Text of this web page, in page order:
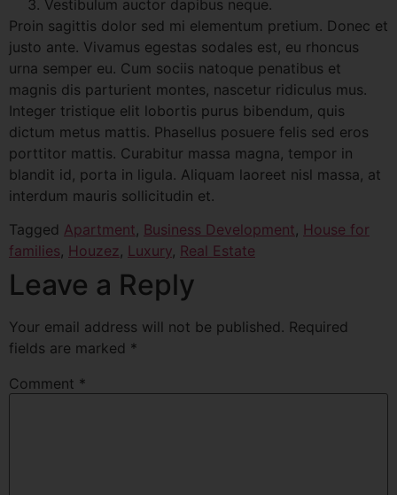
Vestibulum auctor dapibus neque.
Proin sagittis dolor sed mi elementum pretium. Donec et
justo ante. Vivamus egestas sodales est, eu rhoncus
urna semper eu. Cum sociis natoque penatibus et
magnis dis parturient montes, nascetur ridiculus mus.
Integer tristique elit lobortis purus bibendum, quis
dictum metus mattis. Phasellus posuere felis sed eros
porttitor mattis. Curabitur massa magna, tempor in
blandit id, porta in ligula. Aliquam laoreet nisl massa, at
interdum mauris sollicitudin et.
Tagged Apartment, Business Development, House for
families, Houzez, Luxury, Real Estate
Leave a Reply
Your email address will not be published. Required
fields are marked *
Comment *